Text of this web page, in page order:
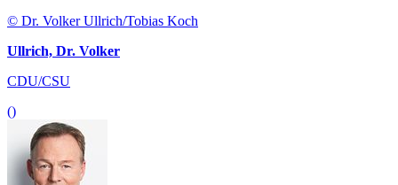
© Dr. Volker Ullrich/Tobias Koch
Ullrich, Dr. Volker
CDU/CSU
()